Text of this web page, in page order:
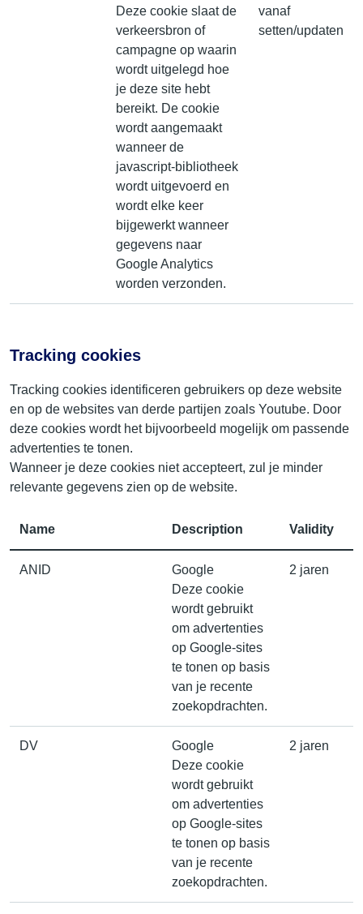
Deze cookie slaat de
verkeersbron of
campagne op waarin
wordt uitgelegd hoe
je deze site hebt
bereikt. De cookie
wordt aangemaakt
wanneer de
javascript-bibliotheek
wordt uitgevoerd en
wordt elke keer
bijgewerkt wanneer
gegevens naar
Google Analytics
worden verzonden.
vanaf
setten/updaten
Tracking cookies
Tracking cookies identificeren gebruikers op deze website
en op de websites van derde partijen zoals Youtube. Door
deze cookies wordt het bijvoorbeeld mogelijk om passende
advertenties te tonen.
Wanneer je deze cookies niet accepteert, zul je minder
relevante gegevens zien op de website.
Name Description Validity
ANID
Google
Deze cookie
wordt gebruikt
om advertenties
op Google-sites
te tonen op basis
van je recente
zoekopdrachten.
2 jaren
DV
Google
Deze cookie
wordt gebruikt
om advertenties
op Google-sites
te tonen op basis
van je recente
zoekopdrachten.
2 jaren